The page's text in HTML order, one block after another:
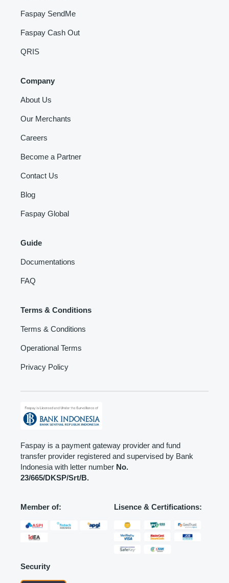
Faspay SendMe
Faspay Cash Out
QRIS
Company
About Us
Our Merchants
Careers
Become a Partner
Contact Us
Blog
Faspay Global
Guide
Documentations
FAQ
Terms & Conditions
Terms & Conditions
Operational Terms
Privacy Policy
Faspay is a payment gateway provider and fund
transfer provider registered and supervised by Bank
Indonesia with letter number No.
23/665/DKSP/Srt/B.
Member of: Lisence & Certifications:
Security